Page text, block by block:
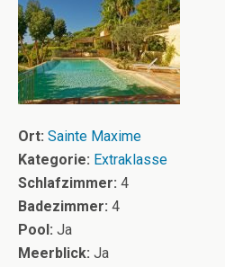
Ort: Sainte Maxime
Kategorie: Extraklasse
Schlafzimmer: 4
Badezimmer: 4
Pool: Ja
Meerblick: Ja